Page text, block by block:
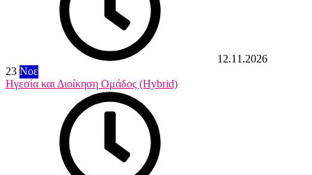
12.11.2026
23 Νοε
Ηγεσία και Διοίκηση Ομάδος (Hybrid)